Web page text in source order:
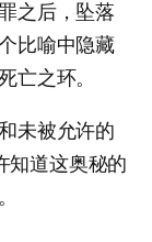
之后，坠落
比喻中隐藏
亡之环。
未被允许的
知道这奥秘的